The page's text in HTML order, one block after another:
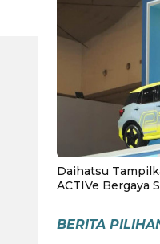
Daihatsu
ACTIVe Bergaya
BERITA